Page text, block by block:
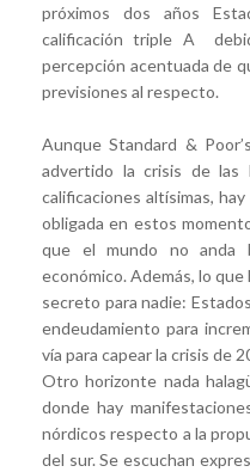
próximos dos años
calificación triple A
percepción acentuada de
previsiones al respecto.
Aunque Standard &
advertido la crisis de las
calificaciones altísimas,
obligada en estos
que el mundo no anda
económico. Además, lo que
secreto para nadie:
endeudamiento para
vía para capear la crisis de
Otro horizonte nada
donde hay
nórdicos respecto a la
del sur. Se escuchan